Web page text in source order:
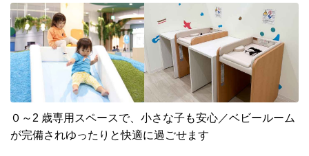
０～2 歳専用スペースで、小さな子も安心／ベビールーム
が完備されゆったりと快適に過ごせます